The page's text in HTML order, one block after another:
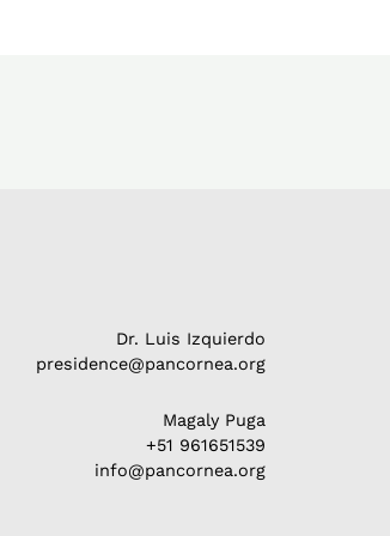
Dr. Luis Izquierdo
presidence@pancornea.org
Magaly Puga
+51 961651539
info@pancornea.org